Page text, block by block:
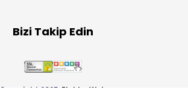
Bizi Takip Edin
Copyright 2025 ElektraWeb